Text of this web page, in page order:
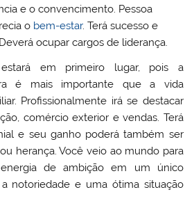
e o convencimento. Pessoa
o bem-estar. Terá sucesso e
ocupar cargos de liderança.
em primeiro lugar, pois a
é mais importante que a vida
Profissionalmente irá se destacar
comércio exterior e vendas. Terá
e seu ganho poderá também ser
herança. Você veio ao mundo para
de ambição em um único
notoriedade e uma ótima situação